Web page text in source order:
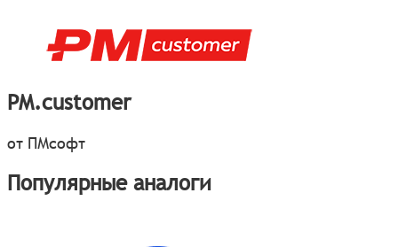
PM.customer
от ПМсофт
Популярные аналоги